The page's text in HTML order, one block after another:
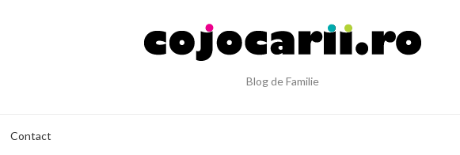
Blog de Familie
Contact